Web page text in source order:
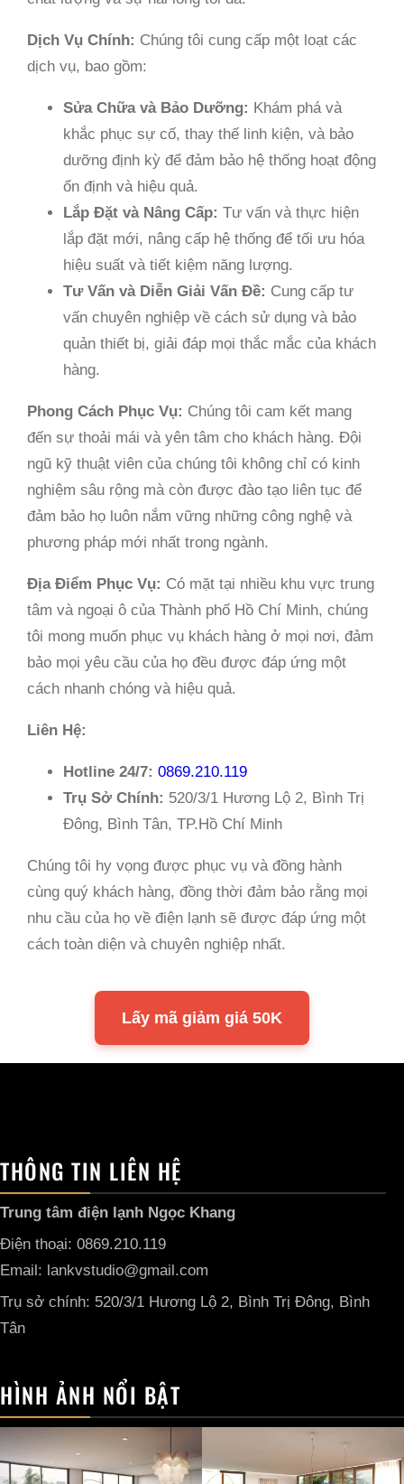
Dịch Vụ Chính: Chúng tôi cung cấp một loạt các
dịch vụ, bao gồm:
Sửa Chữa và Bảo Dưỡng: Khám phá và
khắc phục sự cố, thay thế linh kiện, và bảo
dưỡng định kỳ để đảm bảo hệ thống hoạt động
ổn định và hiệu quả.
Lắp Đặt và Nâng Cấp: Tư vấn và thực hiện
lắp đặt mới, nâng cấp hệ thống để tối ưu hóa
hiệu suất và tiết kiệm năng lượng.
Tư Vấn và Diễn Giải Vấn Đề: Cung cấp tư
vấn chuyên nghiệp về cách sử dụng và bảo
quản thiết bị, giải đáp mọi thắc mắc của khách
hàng.
Phong Cách Phục Vụ: Chúng tôi cam kết mang
đến sự thoải mái và yên tâm cho khách hàng. Đội
ngũ kỹ thuật viên của chúng tôi không chỉ có kinh
nghiệm sâu rộng mà còn được đào tạo liên tục để
đảm bảo họ luôn nắm vững những công nghệ và
phương pháp mới nhất trong ngành.
Địa Điểm Phục Vụ: Có mặt tại nhiều khu vực trung
tâm và ngoại ô của Thành phố Hồ Chí Minh, chúng
tôi mong muốn phục vụ khách hàng ở mọi nơi, đảm
bảo mọi yêu cầu của họ đều được đáp ứng một
cách nhanh chóng và hiệu quả.
Liên Hệ:
Hotline 24/7: 0869.210.119
Trụ Sở Chính: 520/3/1 Hương Lộ 2, Bình Trị
Đông, Bình Tân, TP.Hồ Chí Minh
Chúng tôi hy vọng được phục vụ và đồng hành
cùng quý khách hàng, đồng thời đảm bảo rằng mọi
nhu cầu của họ về điện lạnh sẽ được đáp ứng một
cách toàn diện và chuyên nghiệp nhất.
Lấy mã giảm giá 50K
THÔNG TIN LIÊN HỆ
Trung tâm điện lạnh Ngọc Khang
Điện thoại: 0869.210.119
Email: lankvstudio@gmail.com
Trụ sở chính: 520/3/1 Hương Lộ 2, Bình Trị Đông, Bình
Tân
HÌNH ẢNH NỔI BẬT